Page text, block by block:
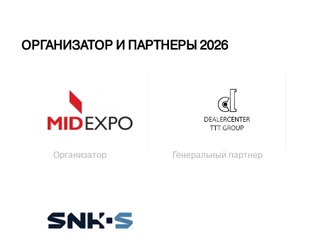
ОРГАНИЗАТОР И ПАРТНЕРЫ 2026
Организатор Генеральный партнер